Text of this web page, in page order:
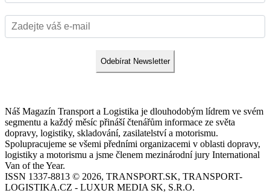
Odebírat Newsletter
Náš Magazín Transport a Logistika je dlouhodobým lídrem ve svém
segmentu a každý měsíc přináší čtenářům informace ze světa
dopravy, logistiky, skladování, zasilatelství a motorismu.
Spolupracujeme se všemi předními organizacemi v oblasti dopravy,
logistiky a motorismu a jsme členem mezinárodní jury International
Van of the Year.
ISSN 1337-8813 © 2026, TRANSPORT.SK, TRANSPORT-
LOGISTIKA.CZ - LUXUR MEDIA SK, S.R.O.